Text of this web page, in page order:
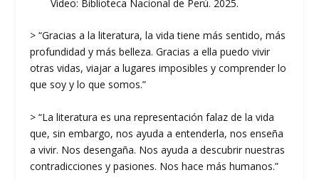
Video: Biblioteca Nacional de Perú. 2025.
> “Gracias a la literatura, la vida tiene más sentido, más
profundidad y más belleza. Gracias a ella puedo vivir
otras vidas, viajar a lugares imposibles y comprender lo
que soy y lo que somos.”
> “La literatura es una representación falaz de la vida
que, sin embargo, nos ayuda a entenderla, nos enseña
a vivir. Nos desengaña. Nos ayuda a descubrir nuestras
contradicciones y pasiones. Nos hace más humanos.”